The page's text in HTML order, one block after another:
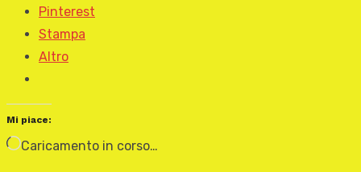
Pinterest
Stampa
Altro
Mi piace:
Caricamento in corso…